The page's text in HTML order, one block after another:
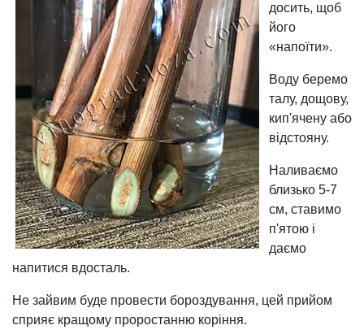
досить, щоб
його
«напоїти».
Воду беремо
талу, дощову,
кип'ячену або
відстояну.
Наливаємо
близько 5-7
см, ставимо
п'ятою і
даємо
напитися вдосталь.
Не зайвим буде провести бороздування, цей прийом
сприяє кращому проростанню коріння.